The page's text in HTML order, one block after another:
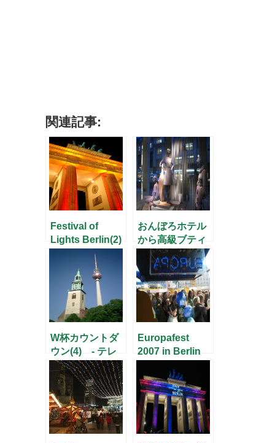
関連記事:
Festival of
Lights Berlin(2)
おんぼろホテル
から高級ブティ
ックへ -Unter
den Linden-
W杯カウントダ
ウン(4) - テレ
ビ塔 –
Europafest
2007 in Berlin